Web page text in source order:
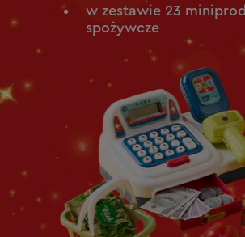
w zestawie 23
spożywcze